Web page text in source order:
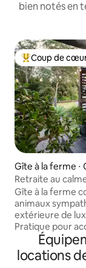
bien notés en
Coups de cœur
Coup de
Gîte à la ferme ⋅
g
Retraite au
• Bain extérieur
Gîte à la ferme
animaux
extérieure de
Pratique pour
et aux cafés. À
45 minutes de
Réveillez-vous
locations